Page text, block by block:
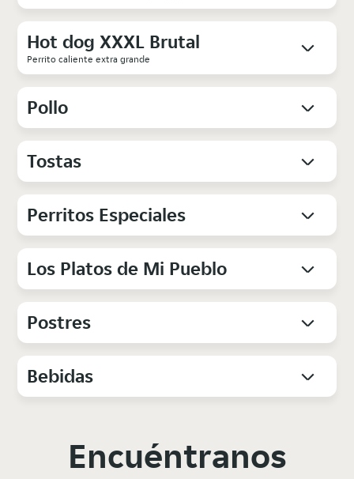
Hot dog XXXL Brutal
Perrito caliente extra grande
Pollo
Tostas
Perritos Especiales
Los Platos de Mi Pueblo
Postres
Bebidas
Encuéntranos